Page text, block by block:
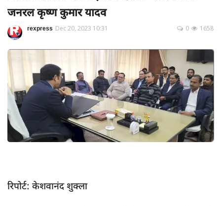
Terms & Conditions
रोजगार समाचार
Privacy Policy
App verify
समस्या
Covid-19
अपराध
स्वास्थ्य
जनरल कृष्ण कुमार यादव
rexpress Dec 20, 2023 10:31 1658
0
रिपोर्ट: केशवानंद शुक्ला